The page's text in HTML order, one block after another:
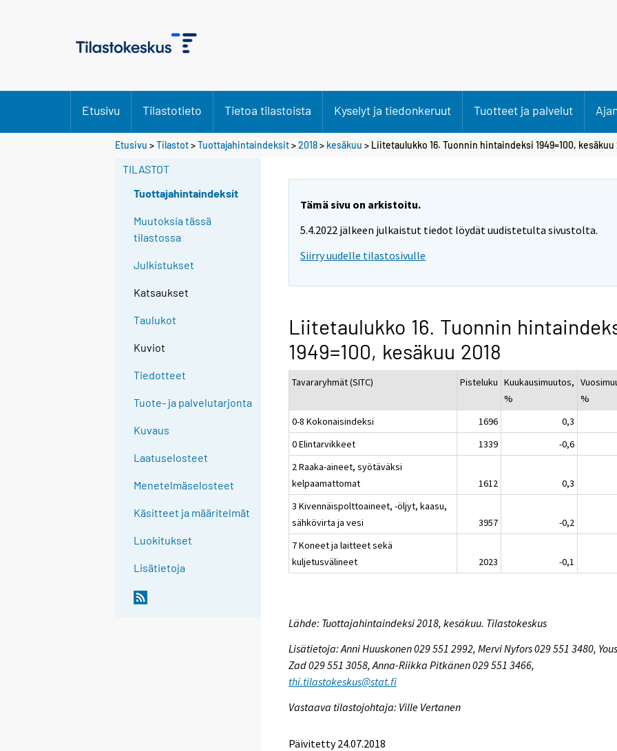
Etusivu Tilastotieto Tietoa tilastoista Kyselyt ja tiedonkeruut Tuotteet ja palvelut
Etusivu >Tilastot>Tuottajahintaindeksit>2018> kesäkuu > Liitetaulukko 16. Tuonnin hintaindeksi 1949=100, kesäkuu
TILASTOT
Tuottajahintaindeksit
Muutoksia tässä
tilastossa
Julkistukset
Katsaukset
Taulukot
Kuviot
Tiedotteet
Tuote- ja palvelutarjonta
Kuvaus
Laatuselosteet
Menetelmäselosteet
Käsitteet ja määritelmät
Luokitukset
Lisätietoja
Tämä sivu on arkistoitu.
5.4.2022 jälkeen julkaistut tiedot löydät uudistetulta sivustolta.
Siirry uudelle tilastosivulle
Liitetaulukko 16. Tuonnin
1949=100, kesäkuu 2018
Tavararyhmät (SITC) Pisteluku Kuukausimuutos,
%
%
0-8 Kokonaisindeksi
1696
0,3
0 Elintarvikkeet
1339
-0,6
2 Raaka-aineet, syötäväksi
kelpaamattomat
1612
0,3
3 Kivennäispolttoaineet, -öljyt, kaasu,
sähkövirta ja vesi
3957
-0,2
7 Koneet ja laitteet sekä
kuljetusvälineet
2023 -0,1
Lähde: Tuottajahintaindeksi 2018, kesäkuu. Tilastokeskus
Lisätietoja: Anni Huuskonen 029 551 2992, Mervi Nyfors 029 551 3480,
Zad 029 551 3058, Anna-Riikka Pitkänen 029 551 3466,
thi.tilastokeskus@stat.fi
Vastaava tilastojohtaja: Ville Vertanen
Päivitetty 24.07.2018